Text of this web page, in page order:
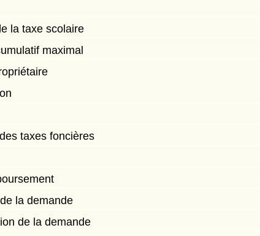
la taxe scolaire
maximal
taxes foncières
la demande
de la demande